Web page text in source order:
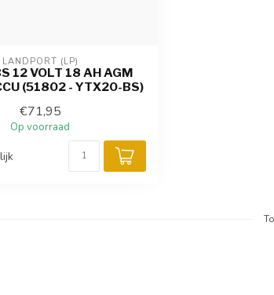
LANDPORT (LP)
12 VOLT 18 AH AGM
(51802 - YTX20-BS)
€71,95
Op voorraad